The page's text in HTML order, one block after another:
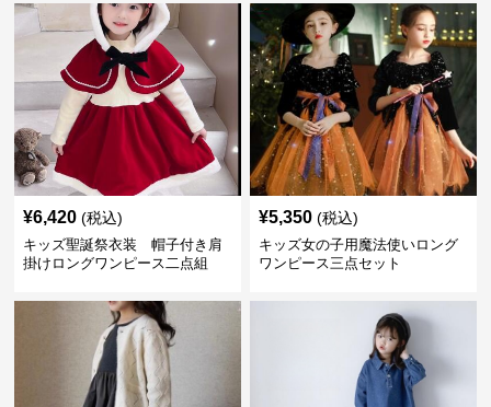
¥6,420 (税込)
キッズ聖誕祭衣装 帽子付き肩
掛けロングワンピース二点組
¥5,350 (税込)
キッズ女の子用魔法使いロング
ワンピース三点セット